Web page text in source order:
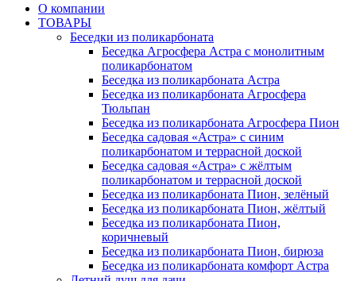
О компании
ТОВАРЫ
Беседки из поликарбоната
Беседка Агросфера Астра с монолитным
поликарбонатом
Беседка из поликарбоната Астра
Беседка из поликарбоната Агросфера
Тюльпан
Беседка из поликарбоната Агросфера Пион
Беседка садовая «Астра» с синим
поликарбонатом и террасной доской
Беседка садовая «Астра» с жёлтым
поликарбонатом и террасной доской
Беседка из поликарбоната Пион, зелёный
Беседка из поликарбоната Пион, жёлтый
Беседка из поликарбоната Пион,
коричневый
Беседка из поликарбоната Пион, бирюза
Беседка из поликарбоната комфорт Астра